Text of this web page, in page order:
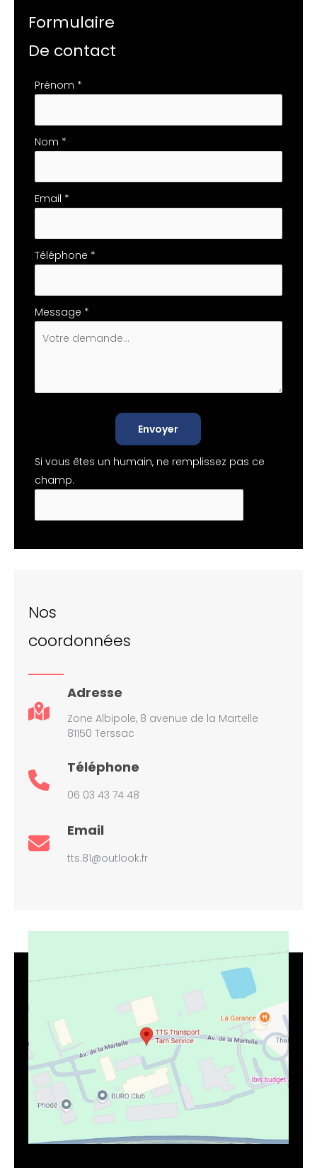
Formulaire
De contact
Formulaire
téléphone
Prénom *
Nom *
Email *
Téléphone *
Message *
Envoyer
Si vous êtes un humain, ne remplissez pas ce
champ.
Nos
coordonnées
Adresse
Zone Albipole, 8 avenue de la Martelle
81150 Terssac
Téléphone
06 03 43 74 48
Email
tts.81@outlook.fr